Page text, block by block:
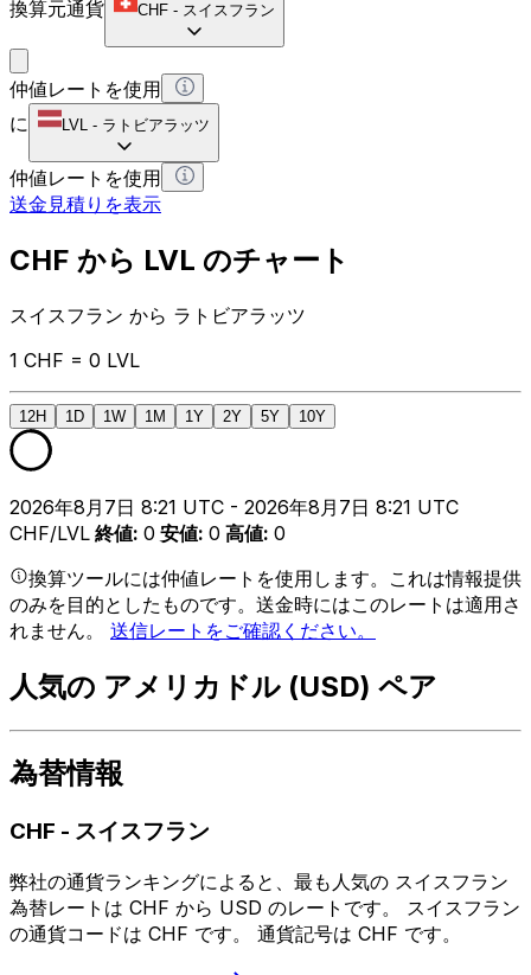
換算元通貨
CHF - スイスフラン
仲値レートを使用
に
LVL - ラトビアラッツ
仲値レートを使用
送金見積りを表示
CHF から LVL のチャート
スイスフラン から ラトビアラッツ
1 CHF = 0 LVL
12H 1D 1W 1M 1Y 2Y 5Y 10Y
2026年8月7日 8:21 UTC - 2026年8月7日 8:21 UTC
CHF/LVL 終値: 0 安値: 0 高値: 0
換算ツールには仲値レートを使用します。これは情報提供
のみを目的としたものです。送金時にはこのレートは適用さ
れません。 送信レートをご確認ください。
人気の アメリカドル (USD) ペア
為替情報
CHF - スイスフラン
弊社の通貨ランキングによると、最も人気の スイスフラン
為替レートは CHF から USD のレートです。 スイスフラン
の通貨コードは CHF です。 通貨記号は CHF です。